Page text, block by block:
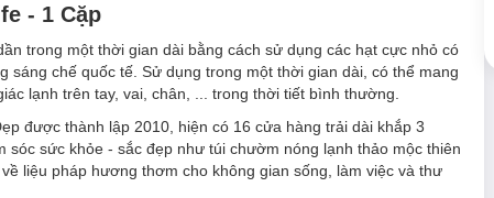
- 1 Cặp
trong một thời gian dài bằng cách sử dụng các hạt cực nhỏ có
sáng chế quốc tế. Sử dụng trong một thời gian dài, có thể mang
lạnh trên tay, vai, chân, ... trong thời tiết bình thường.
được thành lập 2010, hiện có 16 cửa hàng trải dài khắp 3
sóc sức khỏe - sắc đẹp như túi chườm nóng lạnh thảo mộc thiên
liệu pháp hương thơm cho không gian sống, làm việc và thư